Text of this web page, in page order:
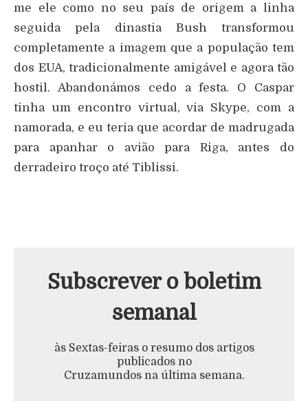
me ele como no seu país de origem a linha
seguida pela dinastia Bush transformou
completamente a imagem que a população tem
dos EUA, tradicionalmente amigável e agora tão
hostil. Abandonámos cedo a festa. O Caspar
tinha um encontro virtual, via Skype, com a
namorada, e eu teria que acordar de madrugada
para apanhar o avião para Riga, antes do
derradeiro troço até Tiblissi.
Subscrever o boletim
semanal
às Sextas-feiras o resumo dos artigos
publicados no
Cruzamundos na última semana.